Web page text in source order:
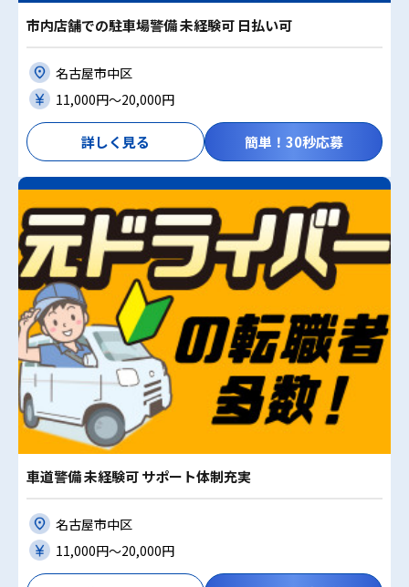
市内店舗での駐車場警備 未経験可 日払い可
名古屋市中区
11,000円〜20,000円
詳しく見る 簡単！30秒応募
車道警備 未経験可 サポート体制充実
名古屋市中区
11,000円〜20,000円